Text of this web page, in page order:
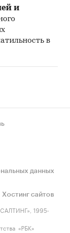
и
в
данных
Хостинг сайтов
1995-
«РБК»